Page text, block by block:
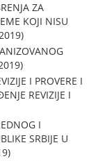
ZA
KOJI NISU
I PROVERE I
REVIZIJE I
I
SRBIJE U